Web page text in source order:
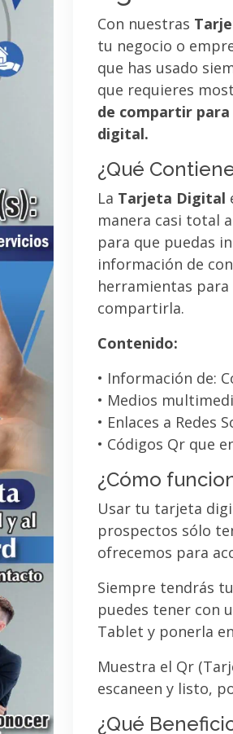
Con nuestras
tu negocio o
que has usado
que requieres
de compartir
digital.
¿Qué
La Tarjeta Digital
manera casi total
para que puedas
información de
herramientas
compartirla.
Contenido:
• Información de:
• Medios
• Enlaces a Redes
• Códigos Qr que
¿Cómo
Usar tu tarjeta
prospectos sólo
ofrecemos para
Siempre tendrás
puedes tener con
Tablet y ponerla
Muestra el Qr
escaneen y listo,
¿Qué